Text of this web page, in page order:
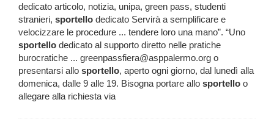
dedicato articolo, notizia, unipa, green pass, studenti
stranieri, sportello dedicato Servirà a semplificare e
velocizzare le procedure ... tendere loro una mano”. “Uno
sportello dedicato al supporto diretto nelle pratiche
burocratiche ... greenpassfiera@asppalermo.org o
presentarsi allo sportello, aperto ogni giorno, dal lunedì alla
domenica, dalle 9 alle 19. Bisogna portare allo sportello o
allegare alla richiesta via